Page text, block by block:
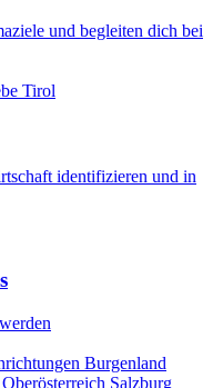
und begleiten dich bei
Tirol
identifizieren und in
Burgenland
Oberösterreich Salzburg